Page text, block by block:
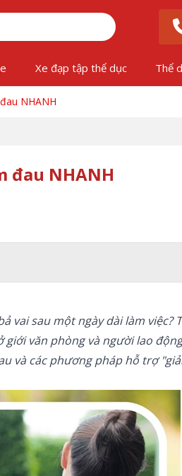
Xe đạp tập thể dục Thể
NHANH
đau NHANH
vai sau một ngày dài làm việc?
văn phòng và người lao
và các phương pháp hỗ trợ